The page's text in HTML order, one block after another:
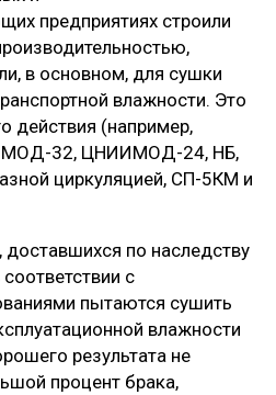
предприятиях строили
в основном, для сушки
влажности. Это
действия (например,
32, ЦНИИМОД-24, НБ,
циркуляцией, СП-5КМ и
доставшихся по наследству
с
пытаются сушить
влажности
результата не
процент брака,